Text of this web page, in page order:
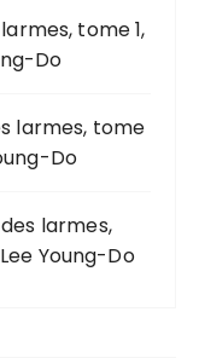
tome 1,
Do
larmes, tome
Do
larmes,
Young-Do